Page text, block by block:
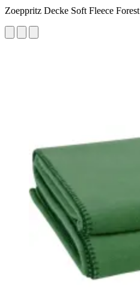
Zoeppritz Decke Soft Fleece Forest